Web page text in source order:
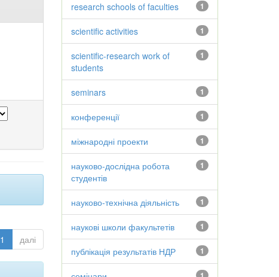
1 далі
1
research schools of faculties
1
scientific activities
1
scientific-research work of
students
1
seminars
1
конференції
1
міжнародні проекти
1
науково-дослідна робота
студентів
1
науково-технічна діяльність
1
наукові школи факультетів
1
публікація результатів НДР